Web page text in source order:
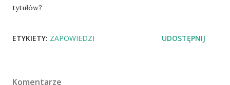
tytułów?
ETYKIETY: ZAPOWIEDZI UDOSTĘPNIJ
Komentarze